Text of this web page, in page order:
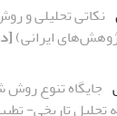
نکاتی تحلیلی و
ایرانی)
جایگاه تنوع